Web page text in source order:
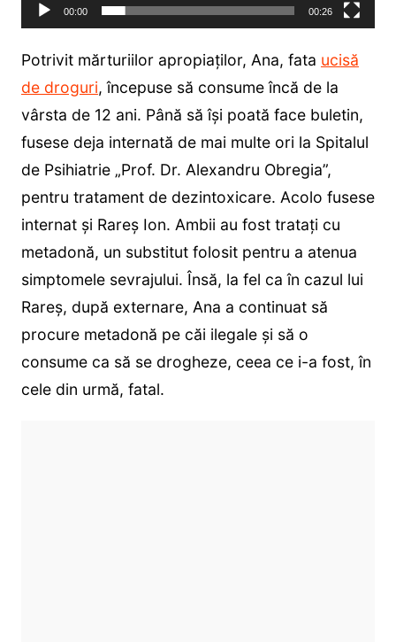
00:00 00:26
Potrivit mărturiilor apropiaților, Ana, fata ucisă
de droguri, începuse să consume încă de la
vârsta de 12 ani. Până să își poată face buletin,
fusese deja internată de mai multe ori la Spitalul
de Psihiatrie „Prof. Dr. Alexandru Obregia”,
pentru tratament de dezintoxicare. Acolo fusese
internat și Rareș Ion. Ambii au fost tratați cu
metadonă, un substitut folosit pentru a atenua
simptomele sevrajului. Însă, la fel ca în cazul lui
Rareș, după externare, Ana a continuat să
procure metadonă pe căi ilegale și să o
consume ca să se drogheze, ceea ce i-a fost, în
cele din urmă, fatal.